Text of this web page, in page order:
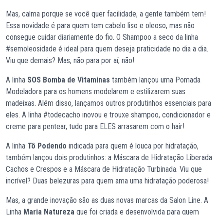
Mas, calma porque se você quer facilidade, a gente também tem!
Essa novidade é para quem tem cabelo liso e oleoso, mas não
consegue cuidar diariamente do fio. O Shampoo a seco da linha
#semoleosidade é ideal para quem deseja praticidade no dia a dia.
Viu que demais? Mas, não para por aí, não!
A linha SOS Bomba de Vitaminas também lançou uma Pomada
Modeladora para os homens modelarem e estilizarem suas
madeixas. Além disso, lançamos outros produtinhos essenciais para
eles. A linha #todecacho inovou e trouxe shampoo, condicionador e
creme para pentear, tudo para ELES arrasarem com o hair!
A linha Tô Podendo indicada para quem é louca por hidratação,
também lançou dois produtinhos: a Máscara de Hidratação Liberada
Cachos e Crespos e a Máscara de Hidratação Turbinada. Viu que
incrível? Duas belezuras para quem ama uma hidratação poderosa!
Mas, a grande inovação são as duas novas marcas da Salon Line. A
Linha Maria Natureza que foi criada e desenvolvida para quem